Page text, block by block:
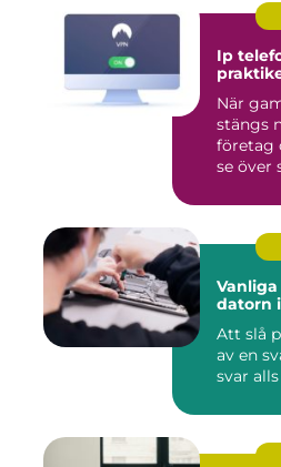
Ip telefoni så
När
stängs
företag
se över
datorn
Att slå
av en
svar alls